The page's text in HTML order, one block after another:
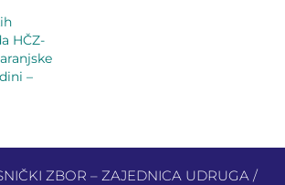
HČZ-
–
ZBOR – ZAJEDNICA UDRUGA /